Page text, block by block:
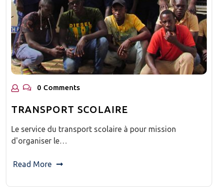
0 Comments
TRANSPORT SCOLAIRE
Le service du transport scolaire à pour mission
d'organiser le…
Read More